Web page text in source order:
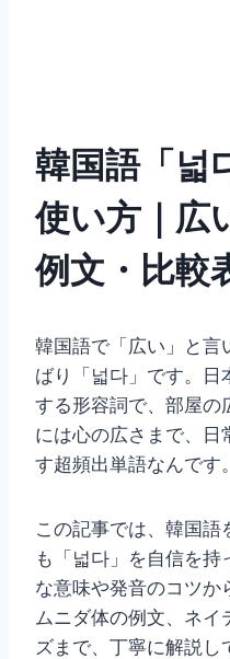
韓国語「넓
使い方｜広
例文・比較
韓国語で「広い」と言
ばり「넓다」です。日
する形容詞で、部屋の
には心の広さまで、日
す超頻出単語なんです。
この記事では、韓国
も「넓다」を自信を
な意味や発音のコツか
ムニダ体の例文、ネ
ズまで、丁寧に解説